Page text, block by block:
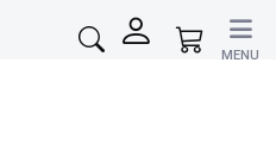
Nákupný
košík